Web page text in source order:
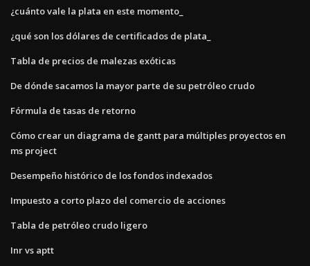
¿cuánto vale la plata en este momento_
¿qué son los dólares de certificados de plata_
Tabla de precios de malezas exóticas
De dónde sacamos la mayor parte de su petróleo crudo
Fórmula de tasas de retorno
Cómo crear un diagrama de gantt para múltiples proyectos en
ms project
Desempeño histórico de los fondos indexados
Impuesto a corto plazo del comercio de acciones
Tabla de petróleo crudo ligero
Inr vs aptt